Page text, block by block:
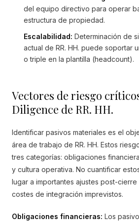
del equipo directivo para operar
estructura de propiedad.
Escalabilidad: Determinación de
actual de RR. HH. puede soportar
o triple en la plantilla (headcount).
Vectores de riesgo
Diligence de RR. HH.
Identificar pasivos materiales es el
área de trabajo de RR. HH. Estos
tres categorías: obligaciones
y cultura operativa. No cuantificar
lugar a importantes ajustes post-
costes de integración imprevistos.
Obligaciones financieras: Los